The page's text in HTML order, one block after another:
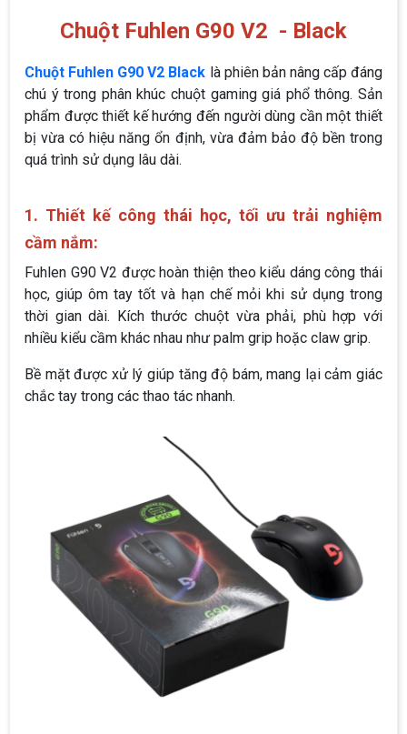
Chuột Fuhlen G90 V2 - Black
Chuột Fuhlen G90 V2 Black là phiên bản nâng cấp đáng
chú ý trong phân khúc chuột gaming giá phổ thông. Sản
phẩm được thiết kế hướng đến người dùng cần một thiết
bị vừa có hiệu năng ổn định, vừa đảm bảo độ bền trong
quá trình sử dụng lâu dài.
1. Thiết kế công thái học, tối ưu trải nghiệm
cầm nắm:
Fuhlen G90 V2 được hoàn thiện theo kiểu dáng công thái
học, giúp ôm tay tốt và hạn chế mỏi khi sử dụng trong
thời gian dài. Kích thước chuột vừa phải, phù hợp với
nhiều kiểu cầm khác nhau như palm grip hoặc claw grip.
Bề mặt được xử lý giúp tăng độ bám, mang lại cảm giác
chắc tay trong các thao tác nhanh.